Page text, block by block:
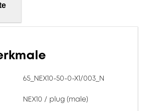
65_NEX10-50-0-X1/003_N
NEX10 / plug (male)